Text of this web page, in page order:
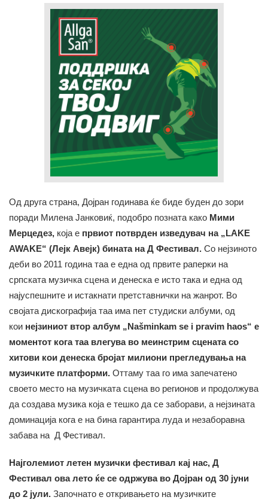
Од друга страна, Дојран годинава ќе биде буден до зори
поради Милена Јанковиќ, подобро позната како Мими
Мерцедез, која е првиот потврден изведувач на „LAKE
AWAKE“ (Лејк Авејк) бината на Д Фестивал. Со нејзиното
деби во 2011 година таа е една од првите раперки на
српската музичка сцена и денеска е исто така и една од
најуспешните и истакнати претставнички на жанрот. Во
својата дискографија таа има пет студиски албуми, од
кои нејзиниот втор албум „Našminkam se i pravim haos“ е
моментот кога таа влегува во меинстрим сцената со
хитови кои денеска бројат милиони прегледувања на
музичките платформи. Оттаму таа го има запечатено
своето место на музичката сцена во регионов и продолжува
да создава музика која е тешко да се заборави, а нејзината
доминација кога е на бина гарантира луда и незаборавна
забава на Д Фестивал.
Најголемиот летен музички фестивал кај нас, Д
Фестивал ова лето ќе се одржува во Дојран од 30 јуни
до 2 јули. Започнато е откривањето на музичките